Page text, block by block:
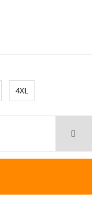
4XL